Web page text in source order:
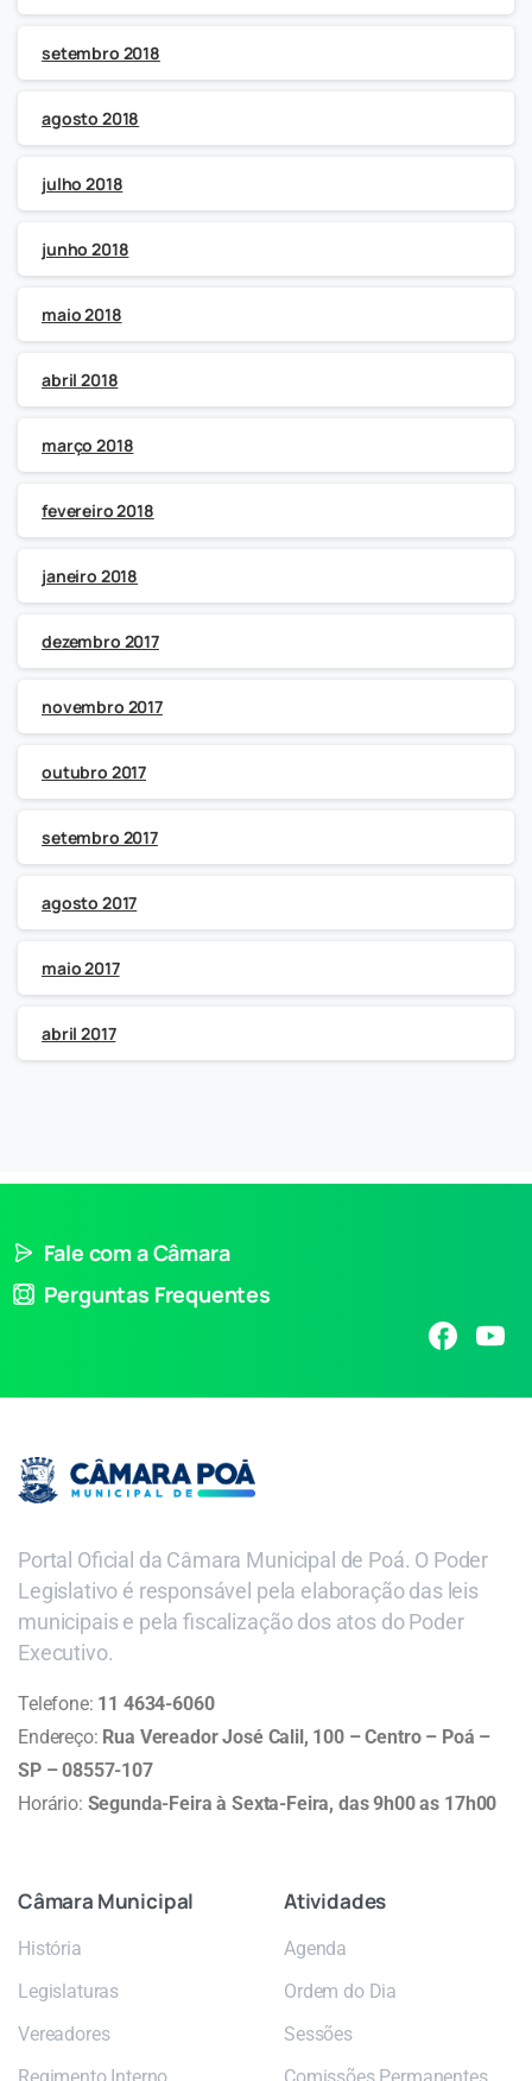
setembro 2018
agosto 2018
julho 2018
junho 2018
maio 2018
abril 2018
março 2018
fevereiro 2018
janeiro 2018
dezembro 2017
novembro 2017
outubro 2017
setembro 2017
agosto 2017
maio 2017
abril 2017
Fale com a Câmara
Perguntas Frequentes
Portal Oficial da Câmara Municipal de Poá. O Poder
Legislativo é responsável pela elaboração das leis
municipais e pela fiscalização dos atos do Poder
Executivo.
Telefone: 11 4634-6060
Endereço: Rua Vereador José Calil, 100 – Centro – Poá –
SP – 08557-107
Horário: Segunda-Feira à Sexta-Feira, das 9h00 as 17h00
Câmara Municipal
História
Legislaturas
Vereadores
Atividades
Agenda
Ordem do Dia
Sessões